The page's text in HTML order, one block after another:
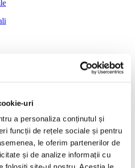
uri
a personaliza conținutul și
funcții de rețele sociale și pentru
le oferim partenerilor de
și de analize informații cu
Seringi de unica folosinta